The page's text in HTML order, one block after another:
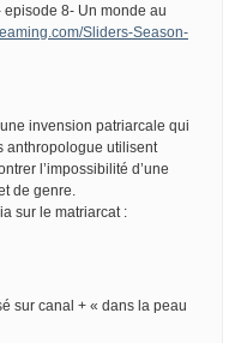
8- Un monde au
Sliders-Season-
invension patriarcale qui
anthropologue utilisent
l’impossibilité d’une
de genre.
sur le matriarcat :
sur canal + « dans la peau